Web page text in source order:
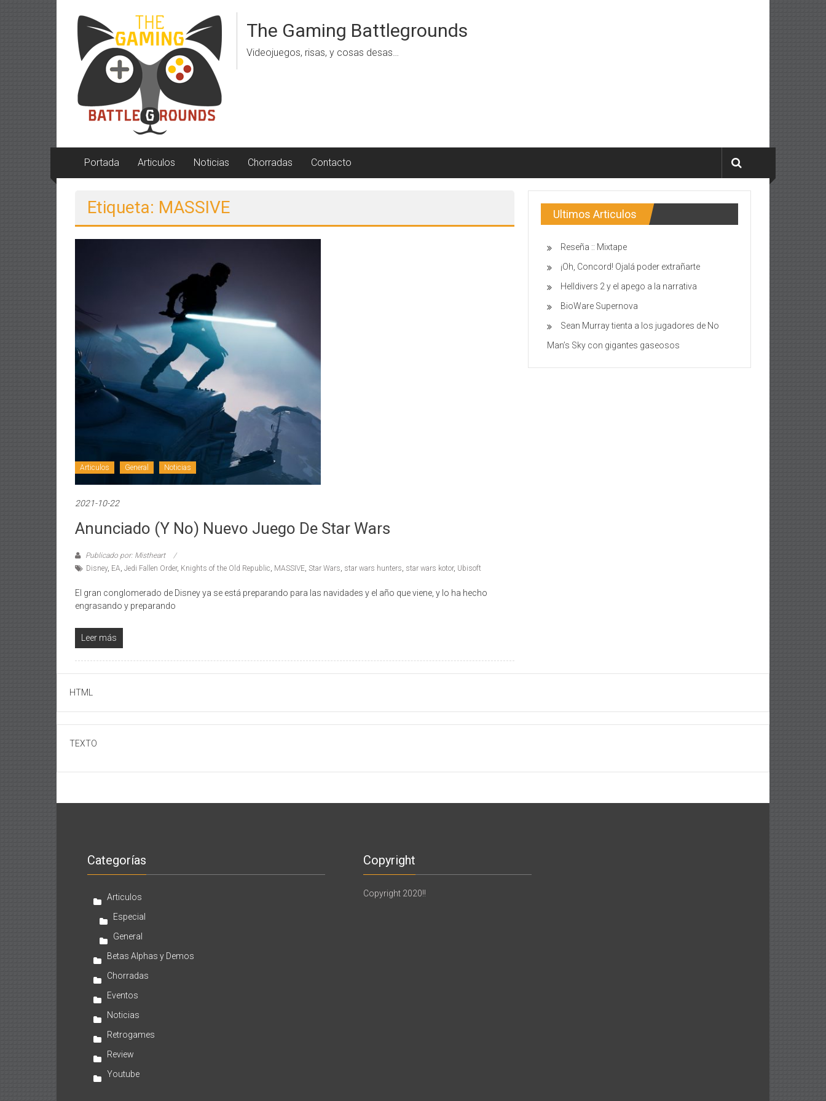
contenido
The Gaming Battlegrounds
Videojuegos, risas, y cosas desas…
Portada Articulos Noticias Chorradas Contacto
Etiqueta: MASSIVE
Articulos General Noticias
2021-10-22
Anunciado (y No) Nuevo Juego De Star Wars
Publicado por: Mistheart
Disney, EA, Jedi Fallen Order, Knights of the Old Republic, MASSIVE, Star Wars, star wars hunters, star wars kotor, Ubisoft
El gran conglomerado de Disney ya se está preparando para las navidades y el año que viene, y lo ha hecho
engrasando y preparando
Leer más
Ultimos Articulos
Reseña :: Mixtape
¡Oh, Concord! Ojalá poder extrañarte
Helldivers 2 y el apego a la narrativa
BioWare Supernova
Sean Murray tienta a los jugadores de No
Man’s Sky con gigantes gaseosos
HTML
TEXTO
Categorías
Articulos
Especial
General
Betas Alphas y Demos
Chorradas
Eventos
Noticias
Retrogames
Review
Youtube
Copyright
Copyright 2020!!